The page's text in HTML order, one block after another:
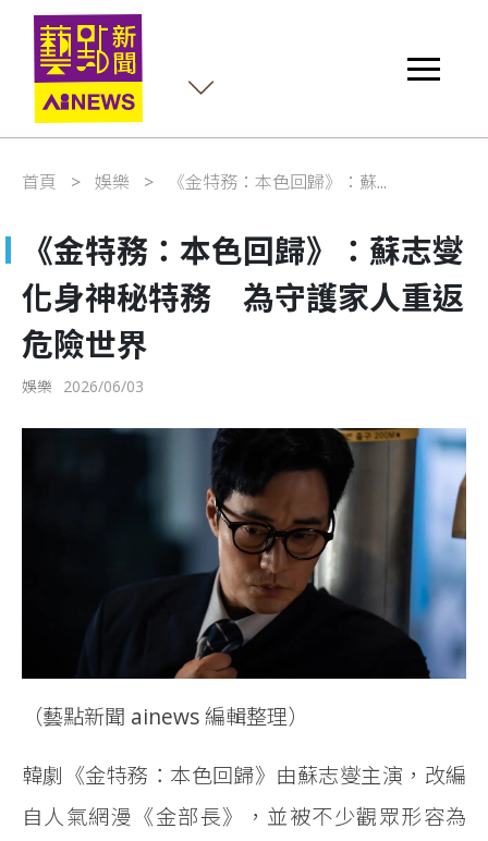
首頁 娛樂 《金特務：本色回歸》：蘇...
《金特務：本色回歸》：蘇志燮
化身神秘特務 為守護家人重返
危險世界
娛樂 2026/06/03
（藝點新聞 ainews 編輯整理）
韓劇《金特務：本色回歸》由蘇志燮主演，改編
自人氣網漫《金部長》，並被不少觀眾形容為